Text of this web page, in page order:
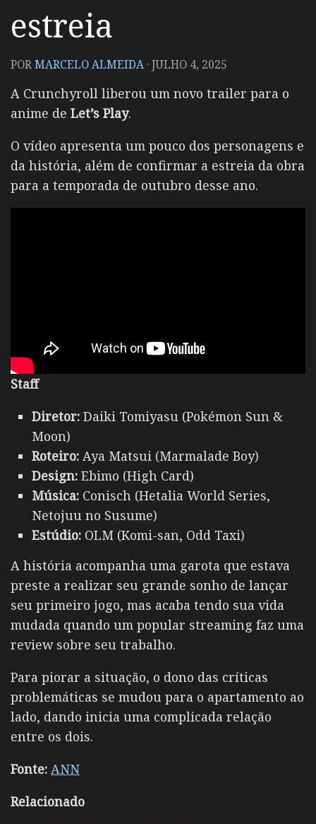
estreia
PORMARCELO ALMEIDA ·JULHO 4, 2025
A Crunchyroll liberou um novo trailer para o
anime de Let’s Play.
O vídeo apresenta um pouco dos personagens e
da história, além de confirmar a estreia da obra
para a temporada de outubro desse ano.
Staff
Diretor: Daiki Tomiyasu (Pokémon Sun &
Moon)
Roteiro: Aya Matsui (Marmalade Boy)
Design: Ebimo (High Card)
Música: Conisch (Hetalia World Series,
Netojuu no Susume)
Estúdio: OLM (Komi-san, Odd Taxi)
A história acompanha uma garota que estava
preste a realizar seu grande sonho de lançar
seu primeiro jogo, mas acaba tendo sua vida
mudada quando um popular streaming faz uma
review sobre seu trabalho.
Para piorar a situação, o dono das críticas
problemáticas se mudou para o apartamento ao
lado, dando inicia uma complicada relação
entre os dois.
Fonte: ANN
Relacionado